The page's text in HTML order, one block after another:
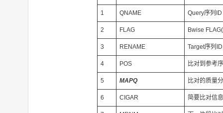
1 QNAME Query序列ID
2 FLAG Bwise
3 RENAME Target序列ID
4 POS 比对到参考
5 MAPQ 比对的质量
6 CIGAR 简要比对信